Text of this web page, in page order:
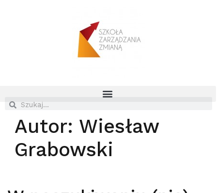
Autor: Wiesław
Grabowski